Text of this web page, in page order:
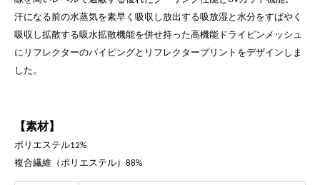
汗になる前の水蒸気を素早く吸収し放出する吸放湿と水分をすばやく
吸収し拡散する吸水拡散機能を併せ持った高機能ドライピンメッシュ
にリフレクターのパイピングとリフレクタープリントをデザインしま
した。
【素材】
ポリエステル12%
複合繊維（ポリエステル） 88%